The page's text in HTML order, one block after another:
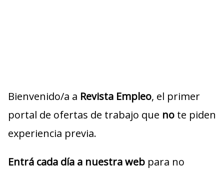
Bienvenido/a a Revista Empleo, el primer
portal de ofertas de trabajo que no te piden
experiencia previa.
Entrá cada día a nuestra web para no